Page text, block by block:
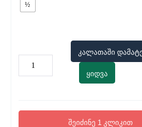
½
კალათაში
ყიდვა
შეიძინე 1 კლიკით